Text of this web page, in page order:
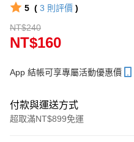
5 ( 3 則評價 )
NT$240
NT$160
App 結帳可享專屬活動優惠價
付款與運送方式
超取滿NT$899免運